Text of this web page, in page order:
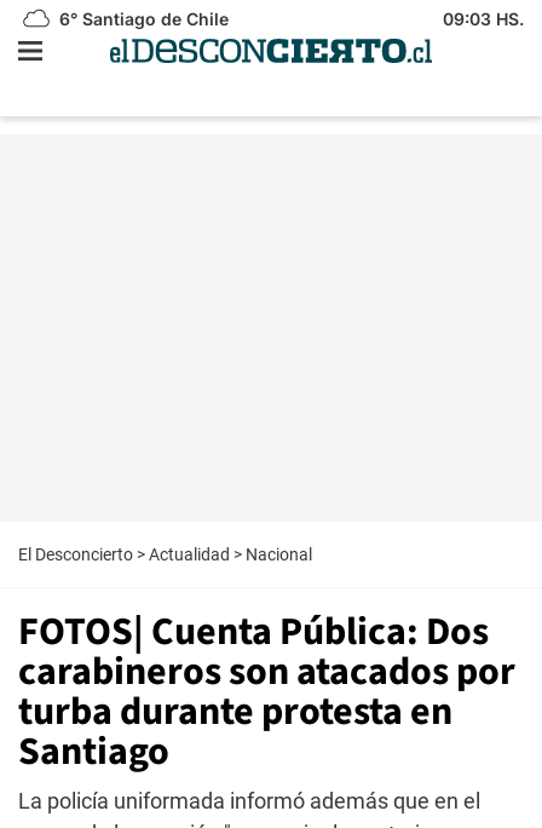
6° Santiago de Chile 09:03 HS.
El Desconcierto >Actualidad > Nacional
FOTOS| Cuenta Pública: Dos
carabineros son atacados por
turba durante protesta en
Santiago
La policía uniformada informó además que en el